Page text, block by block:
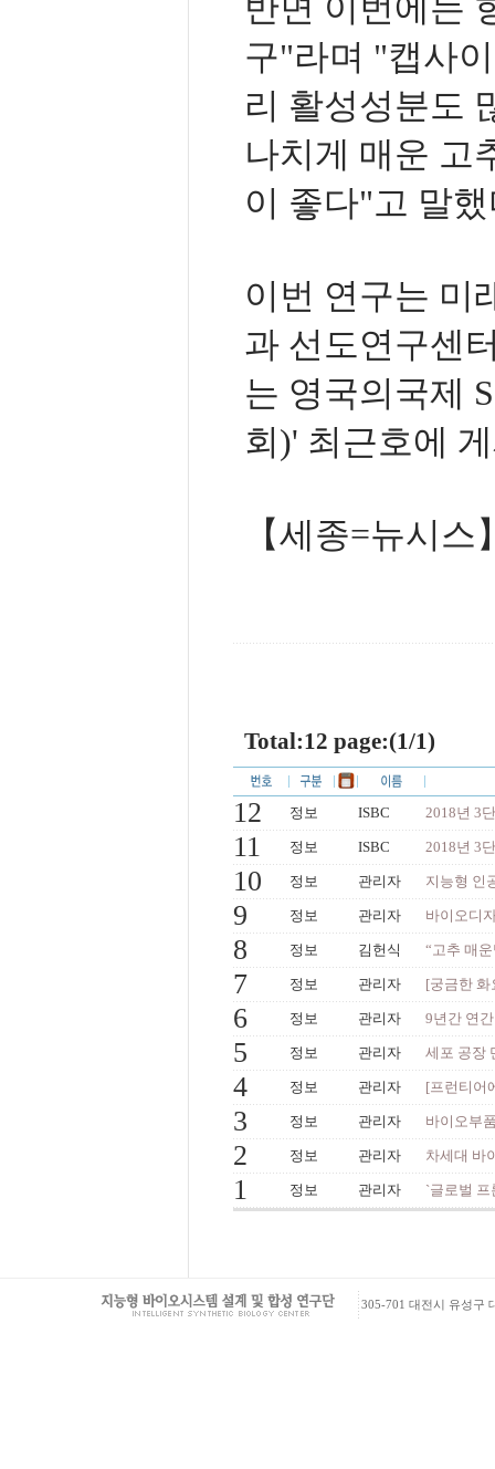
구"라며 "캡사
리 활성성분도
나치게 매운 고
이 좋다"고 말
이번 연구는 미
과 선도연구센
는 영국의국제
회)' 최근호에
【세종=뉴시스
Total:12 page:(1/1)
12 정보 ISBC 2018년 3
11 정보 ISBC 2018년 3
10 정보 관리자 지능형 인
9 정보 관리자 바이오디
8 정보 김헌식 “고추 매
7 정보 관리자 [궁금한 화
6 정보 관리자 9년간 연
5 정보 관리자 세포 공장
4 정보 관리자 [프런티어
3 정보 관리자 바이오부
2 정보 관리자 차세대 바
1 정보 관리자 `글로벌
305-701 대전시 유성구